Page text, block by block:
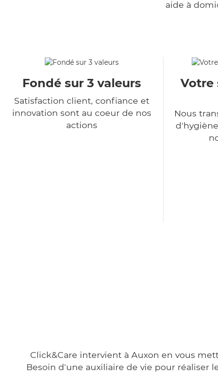
aide à
Fondé sur 3 valeurs
Satisfaction client, confiance et
innovation sont au coeur de nos
actions
Votre
Nous
Click&Care intervient à Auxon en vous
Besoin d'une auxiliaire de vie pour réaliser